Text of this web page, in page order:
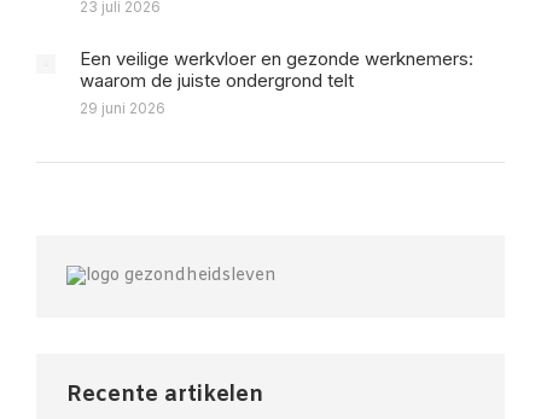
23 juli 2026
Een veilige werkvloer en gezonde werknemers:
waarom de juiste ondergrond telt
29 juni 2026
Recente artikelen